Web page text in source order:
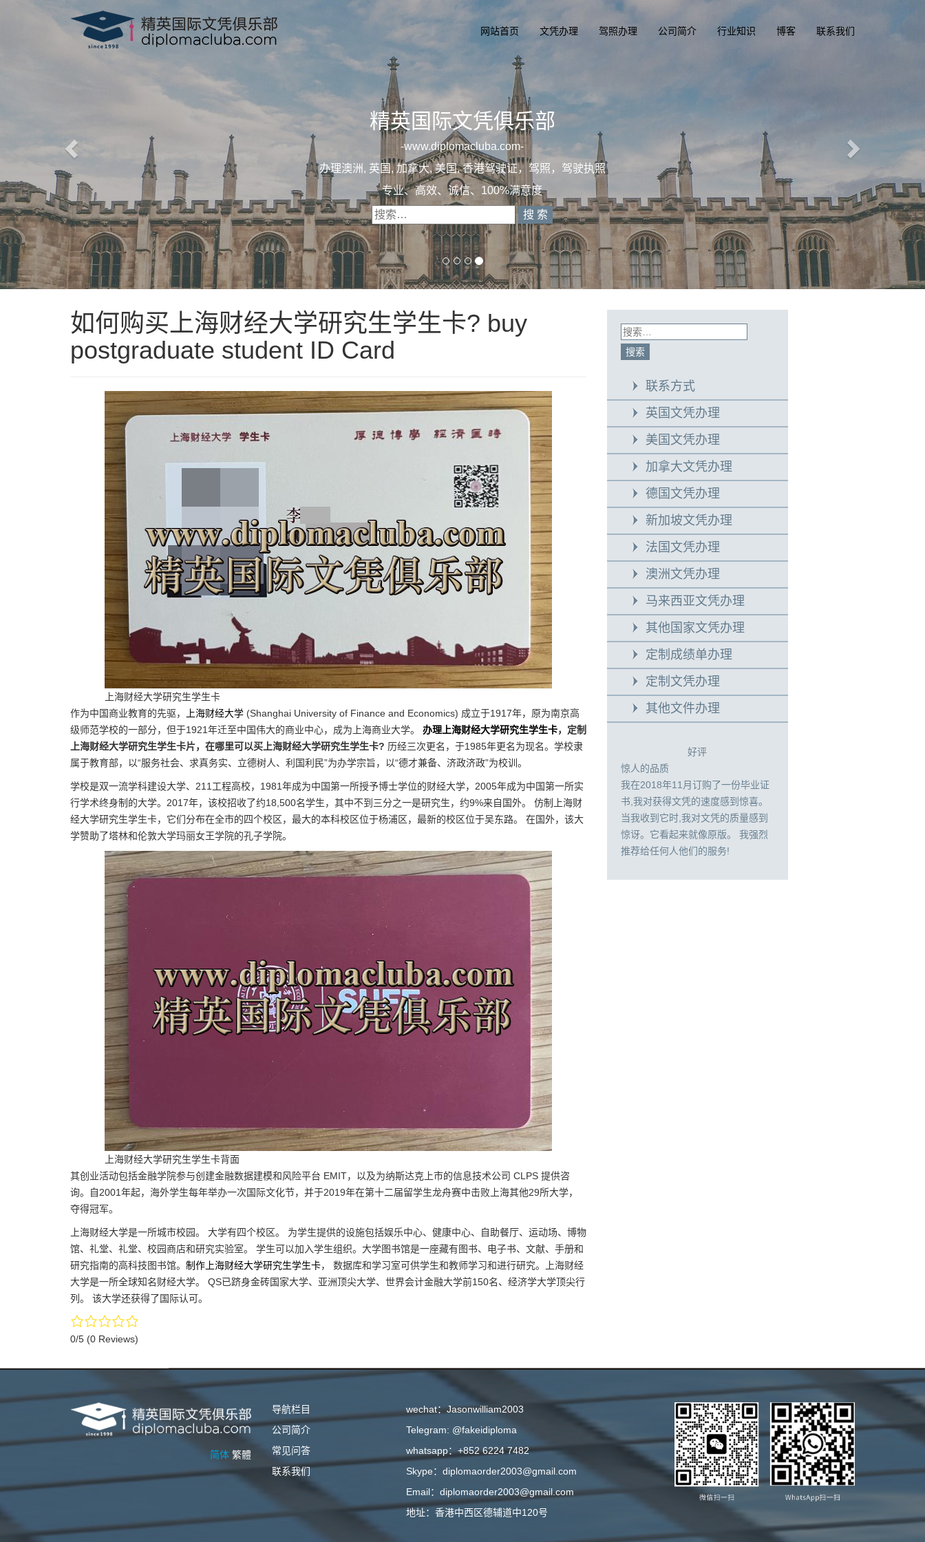
网站首页 文凭办理 驾照办理 公司简介 行业知识 博客 联系我们
精英国际文凭俱乐部
一diplomacluba.com一
办理澳洲, 英国, 加拿大, 美国, 香港驾驶证，驾照，驾驶执照
专业定制澳洲、英国、加拿大、美国驾照
如何购买上海财经大学研究生学生卡? buy
postgraduate student ID Card
上海财经大学研究生学生卡
作为中国商业教育的先驱，
上海财经大学 (Shanghai University of Finance and Economics) 成立于1917年，原为南京高
级师范学校的一部分，但于1921年迁至中国伟大的商业中心，成为上海商业大学。 办理上海财经大学研究生学生卡，定制
上海财经大学研究生学生卡片，在哪里可以买上海财经大学研究生学生卡? 历经三次更名，于1985年更名为现名。学校隶
属于教育部，以“服务社会、求真务实、立德树人、利国利民”为办学宗旨，以“德才兼备、济政济政”为校训。
学校是双一流学科建设大学、211工程高校，1981年成为中国第一所授予博士学位的财经大学，2005年成为中国第一所实
行学术终身制的大学。2017年，该校招收了约18,500名学生，其中不到三分之一是研究生，约9%来自国外。 仿制上海财
经大学研究生学生卡，它们分布在全市的四个校区，最大的本科校区位于杨浦区，最新的校区位于吴东路。 在国外，该大
学赞助了塔林和伦敦大学玛丽女王学院的孔子学院。
上海财经大学研究生学生卡背面
其创业活动包括金融学院参与创建金融数据建模和风险平台 EMIT，以及为纳斯达克上市的信息技术公司 CLPS 提供咨
询。自2001年起，海外学生每年举办一次国际文化节，并于2019年在第十二届留学生龙舟赛中击败上海其他29所大学，
夺得冠军。
上海财经大学是一所城市校园。 大学有四个校区。 为学生提供的设施包括娱乐中心、健康中心、自助餐厅、运动场、博物
馆、礼堂、礼堂、校园商店和研究实验室。 学生可以加入学生组织。大学图书馆是一座藏有图书、电子书、文献、手册和
研究指南的高科技图书馆。 制作上海财经大学研究生学生卡， 数据库和学习室可供学生和教师学习和进行研究。上海财经
大学是一所全球知名财经大学。 QS已跻身金砖国家大学、亚洲顶尖大学、世界会计金融大学前150名、经济学大学顶尖行
列。 该大学还获得了国际认可。
0/5 (0 Reviews)
联系方式
英国文凭办理
美国文凭办理
加拿大文凭办理
德国文凭办理
新加坡文凭办理
法国文凭办理
澳洲文凭办理
马来西亚文凭办理
其他国家文凭办理
定制成绩单办理
定制文凭办理
其他文件办理
好评
惊人的品质
我在2018年11月订购了一份毕业证
书,我对获得文凭的速度感到惊喜。
当我收到它时,我对文凭的质量感到
惊讶。它看起来就像原版。 我强烈
推荐给任何人他们的服务!
简体 繁體
导航栏目
公司简介
常见问答
联系我们
wechat：Jasonwilliam2003
Telegram: @fakeidiploma
whatsapp：+852 6224 7482
Skype：diplomaorder2003@gmail.com
Email：diplomaorder2003@gmail.com
地址：香港中西区德辅道中120号